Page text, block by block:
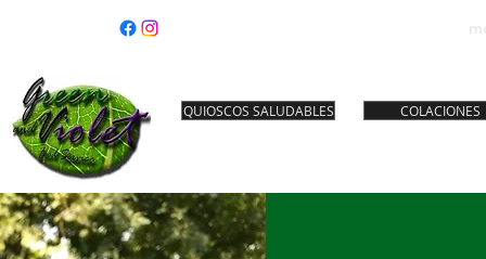
QUIOSCOS SALUDABLES COLACIONES